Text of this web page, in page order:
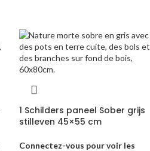
1 Schilders paneel Sober grijs
stilleven 45×55 cm
Connectez-vous pour voir les